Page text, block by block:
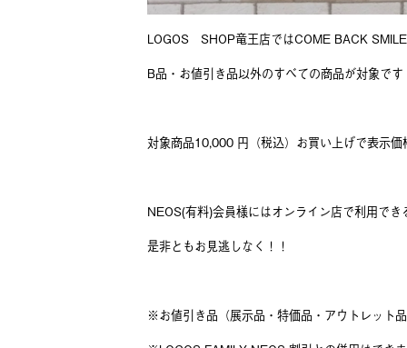
LOGOS SHOP竜王店ではCOME BACK
B品・お値引き品以外のすべての商品が対象です
対象商品10,000 円（税込）お買い上げで表示
NEOS(有料)会員様にはオンライン店で利用で
是非ともお見逃しなく！！
※お値引き品（展示品・特価品・アウトレット